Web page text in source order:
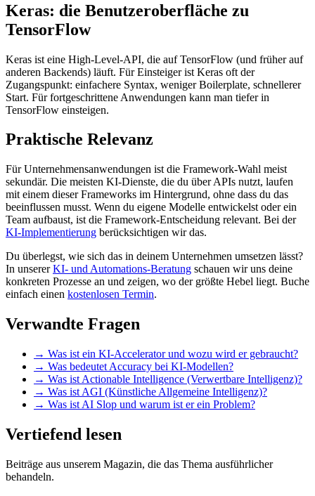
Keras: die Benutzeroberfläche zu
TensorFlow
Keras ist eine High-Level-API, die auf TensorFlow (und früher auf
anderen Backends) läuft. Für Einsteiger ist Keras oft der
Zugangspunkt: einfachere Syntax, weniger Boilerplate, schnellerer
Start. Für fortgeschrittene Anwendungen kann man tiefer in
TensorFlow einsteigen.
Praktische Relevanz
Für Unternehmensanwendungen ist die Framework-Wahl meist
sekundär. Die meisten KI-Dienste, die du über APIs nutzt, laufen
mit einem dieser Frameworks im Hintergrund, ohne dass du das
beeinflussen musst. Wenn du eigene Modelle entwickelst oder ein
Team aufbaust, ist die Framework-Entscheidung relevant. Bei der
KI-Implementierung berücksichtigen wir das.
Du überlegst, wie sich das in deinem Unternehmen umsetzen lässt?
In unsererKI- und Automations-Beratung schauen wir uns deine
konkreten Prozesse an und zeigen, wo der größte Hebel liegt. Buche
einfach einen kostenlosen Termin.
Verwandte Fragen
→ Was ist ein KI-Accelerator und wozu wird er gebraucht?
→ Was bedeutet Accuracy bei KI-Modellen?
→ Was ist Actionable Intelligence (Verwertbare Intelligenz)?
→ Was ist AGI (Künstliche Allgemeine Intelligenz)?
→ Was ist AI Slop und warum ist er ein Problem?
Vertiefend lesen
Beiträge aus unserem Magazin, die das Thema ausführlicher
behandeln.